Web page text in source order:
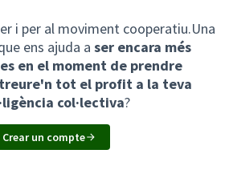
i per al moviment cooperatiu.Una
ens ajuda a ser encara més
en el moment de prendre
treure'n tot el profit a la teva
col·lectiva?
Crear un compte